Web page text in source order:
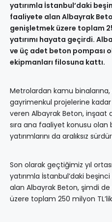
yatırımla İstanbul’daki
faaliyete alan Albayrak
genişletmek üzere toplam
yatırımı hayata geçirdi.
ve üç adet beton pompası
ekipmanları filosuna kattı.
Metrolardan kamu
gayrimenkul projelerine
veren Albayrak Beton, inşaat
sıra ana faaliyet konusu
yatırımlarını da aralıksız
Son olarak geçtiğimiz yıl
yatırımla İstanbul’daki
alan Albayrak Beton, şimdi
üzere toplam 250 milyon